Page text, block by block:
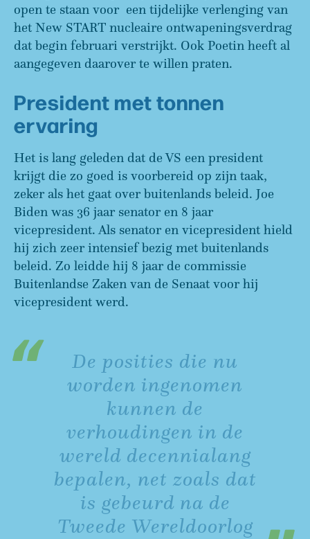
open te staan voor een tijdelijke verlenging van
het New START nucleaire ontwapeningsverdrag
dat begin februari verstrijkt. Ook Poetin heeft al
aangegeven daarover te willen praten.
President met tonnen
ervaring
Het is lang geleden dat de VS een president
krijgt die zo goed is voorbereid op zijn taak,
zeker als het gaat over buitenlands beleid. Joe
Biden was 36 jaar senator en 8 jaar
vicepresident. Als senator en vicepresident hield
hij zich zeer intensief bezig met buitenlands
beleid. Zo leidde hij 8 jaar de commissie
Buitenlandse Zaken van de Senaat voor hij
vicepresident werd.
De posities die nu
worden ingenomen
kunnen de
verhoudingen in de
wereld decennialang
bepalen, net zoals dat
is gebeurd na de
Tweede Wereldoorlog